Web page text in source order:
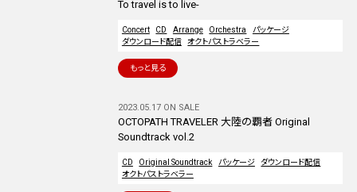
To travel is to live-
Concert CD Arrange Orchestra
パッケージ
ダウンロード配信
オクトパストラベラー
もっと見る
2023.05.17 ON SALE
OCTOPATH TRAVELER 大陸の覇者 Original
Soundtrack vol.2
CD Original Soundtrack パッケージ
ダウンロード配信
オクトパストラベラー